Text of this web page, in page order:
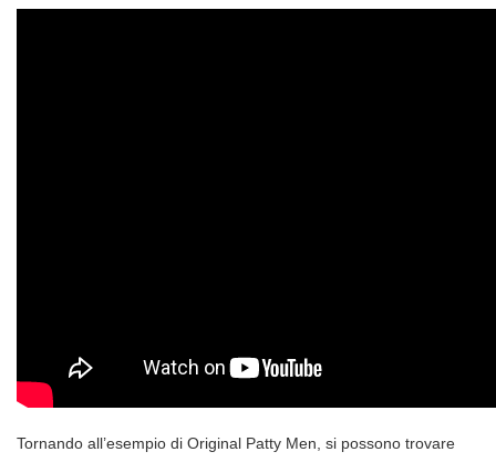
Tornando all’esempio di Original Patty Men, si possono trovare